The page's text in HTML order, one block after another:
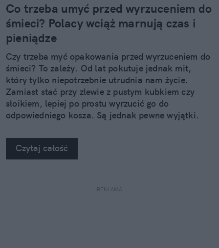
Co trzeba umyć przed wyrzuceniem do
śmieci? Polacy wciąż marnują czas i
pieniądze
Czy trzeba myć opakowania przed wyrzuceniem do
śmieci? To zależy. Od lat pokutuje jednak mit,
który tylko niepotrzebnie utrudnia nam życie.
Zamiast stać przy zlewie z pustym kubkiem czy
słoikiem, lepiej po prostu wyrzucić go do
odpowiedniego kosza. Są jednak pewne wyjątki.
Czytaj całość
REKLAMA